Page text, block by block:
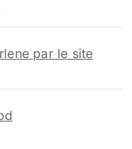
par le site